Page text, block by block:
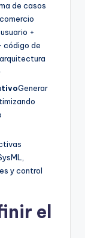
de casos
+
código de
Generar
y control
el